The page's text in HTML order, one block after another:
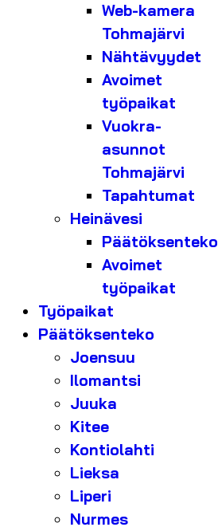
Web-kamera
Tohmajärvi
Nähtävyydet
Avoimet
työpaikat
Vuokra-
asunnot
Tohmajärvi
Tapahtumat
Heinävesi
Päätöksenteko
Avoimet
työpaikat
Työpaikat
Päätöksenteko
Joensuu
Ilomantsi
Juuka
Kitee
Kontiolahti
Lieksa
Liperi
Nurmes